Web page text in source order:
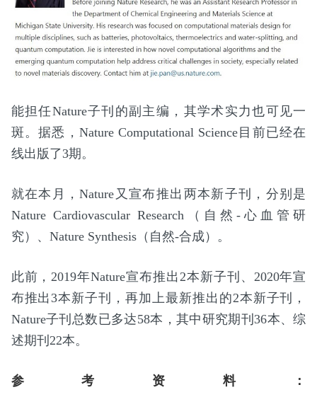
能担任Nature子刊的副主编，其学术实力也可见一
斑。据悉，Nature Computational Science目前已经在
线出版了3期。
就在本月，Nature又宣布推出两本新子刊，分别是
Nature Cardiovascular Research（自然-心血管研
究）、Nature Synthesis（自然-合成）。
此前，2019年Nature宣布推出2本新子刊、2020年宣
布推出3本新子刊，再加上最新推出的2本新子刊，
Nature子刊总数已多达58本，其中研究期刊36本、综
述期刊22本。
参考资料：